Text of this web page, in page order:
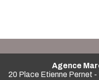
Agence
20 Place Etienne Pernet